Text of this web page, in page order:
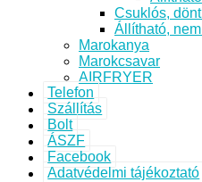
Csuklós,
Állítható,
Marokanya
Marokcsavar
AIRFRYER
Telefon
Szállítás
Bolt
ÁSZF
Facebook
Adatvédelmi tájékoztató